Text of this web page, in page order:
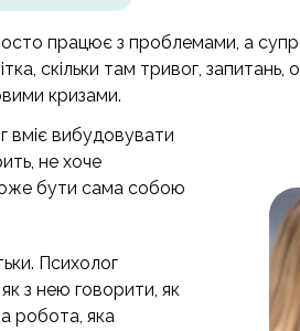
працює з проблемами, а
скільки там тривог,
кризами.
вміє вибудовувати
не хоче
бути сама собою
Психолог
з нею говорити, як
робота, яка